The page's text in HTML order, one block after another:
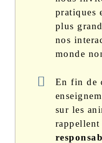
pratiques
plus
nos
monde
En fin de
sur les
rappellent